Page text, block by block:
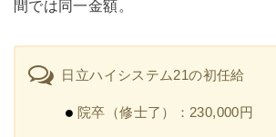
間では同一金額。
日立ハイシステム21の初任給
院卒（修士了）：230,000円